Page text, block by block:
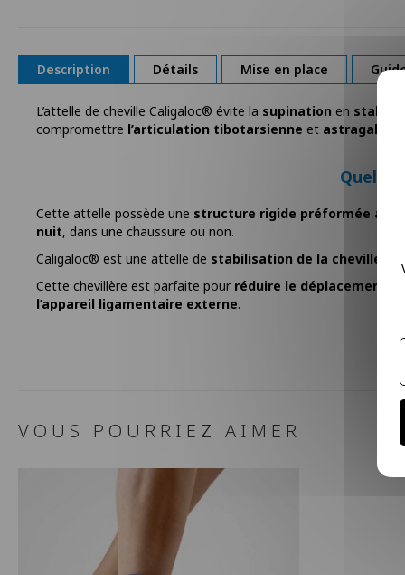
d’images
Description
L’attelle de cheville Caligaloc® évite la supination en
compromettre l’articulation tibotarsienne et astragalo-
Cette attelle possède une structure rigide préformée
nuit, dans une chaussure ou non.
Caligaloc® est une attelle de stabilisation de la cheville
Cette chevillère est parfaite pour réduire le déplacement du
l’appareil ligamentaire externe.
Détails Mise en place
VOUS POURRIEZ AIMER